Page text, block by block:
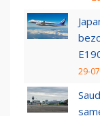
29-